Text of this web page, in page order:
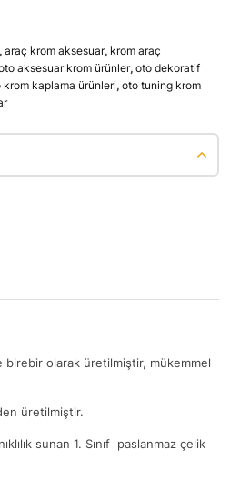
, araç krom aksesuar, krom araç
aksesuar krom ürünler, oto dekoratif
krom kaplama ürünleri, oto tuning krom
birebir olarak üretilmiştir, mükemmel
üretilmiştir.
sunan 1. Sınıf paslanmaz çelik